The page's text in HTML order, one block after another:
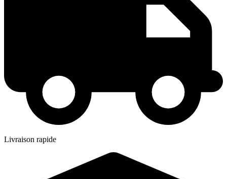
Livraison rapide